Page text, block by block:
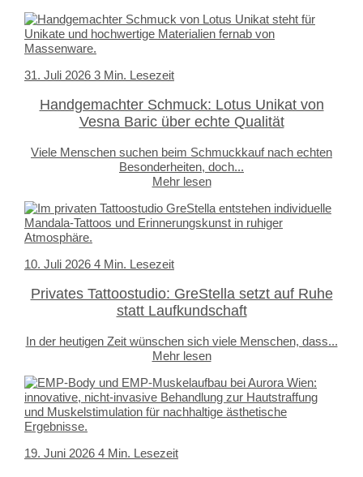
31. Juli 2026 3 Min. Lesezeit
Handgemachter Schmuck: Lotus Unikat von
Vesna Baric über echte Qualität
Viele Menschen suchen beim Schmuckkauf nach echten
Besonderheiten, doch...
Mehr lesen
10. Juli 2026 4 Min. Lesezeit
Privates Tattoostudio: GreStella setzt auf Ruhe
statt Laufkundschaft
In der heutigen Zeit wünschen sich viele Menschen, dass...
Mehr lesen
19. Juni 2026 4 Min. Lesezeit